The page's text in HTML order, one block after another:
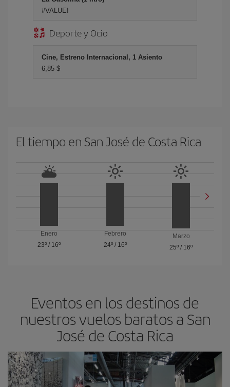
#VALUE!
Deporte y Ocio
Cine, Estreno Internacional, 1 Asiento
6,85 $
El tiempo en San José de Costa Rica
Enero
23º/ 16º
Febrero
24º/ 16º
Marzo
25º / 16º
Eventos en los destinos de
nuestros vuelos baratos a San
José de Costa Rica